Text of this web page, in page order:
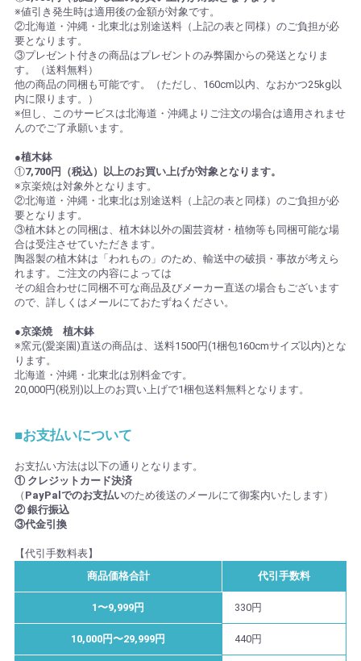
※値引き発生時は適用後の金額が対象です。
②北海道・沖縄・北東北は別途送料（上記の表と同様）のご負担が必
要となります。
③プレゼント付きの商品はプレゼントのみ弊園からの発送となりま
す。（送料無料）
他の商品の同梱も可能です。（ただし、160cm以内、なおかつ25kg以
内に限ります。）
※但し、このサービスは北海道・沖縄よりご注文の場合は適用されませ
んのでご了承願います。
●植木鉢
①7,700円（税込）以上のお買い上げが対象となります。
※京楽焼は対象外となります。
②北海道・沖縄・北東北は別途送料（上記の表と同様）のご負担が必
要となります。
③植木鉢との同梱は、植木鉢以外の園芸資材・植物等も同梱可能な場
合は受注させていただきます。
陶器製の植木鉢は「われもの」のため、輸送中の破損・事故が考えら
れます。ご注文の内容によっては
その組合わせに同梱不可な商品及びメーカー直送の場合もございます
ので、詳しくはメールにておたずねください。
●京楽焼 植木鉢
※窯元(愛楽園)直送の商品は、送料1500円(1梱包160cmサイズ以内)とな
ります。
北海道・沖縄・北東北は別料金です。
20,000円(税別)以上のお買い上げで1梱包送料無料となります。
■お支払いについて
お支払い方法は以下の通りとなります。
① クレジットカード決済
（ PayPalでのお支払いのため後送のメールにて御案内いたします）
② 銀行振込
③代金引換
【代引手数料表】
商品価格合計
代引手数料
1〜9,999円 330円
10,000円〜29,999円 440円